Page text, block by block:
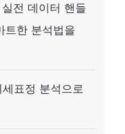
전 데이터 핸들
트한 분석법을
표정 분석으로